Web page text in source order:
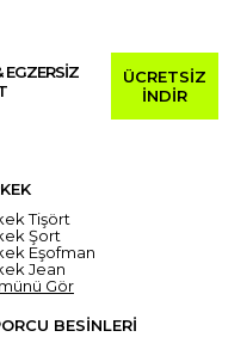
EGZERSİZ
ÜCRETSİZ
İNDİR
Tişört
Şort
Eşofman
Jean
Gör
BESİNLERİ